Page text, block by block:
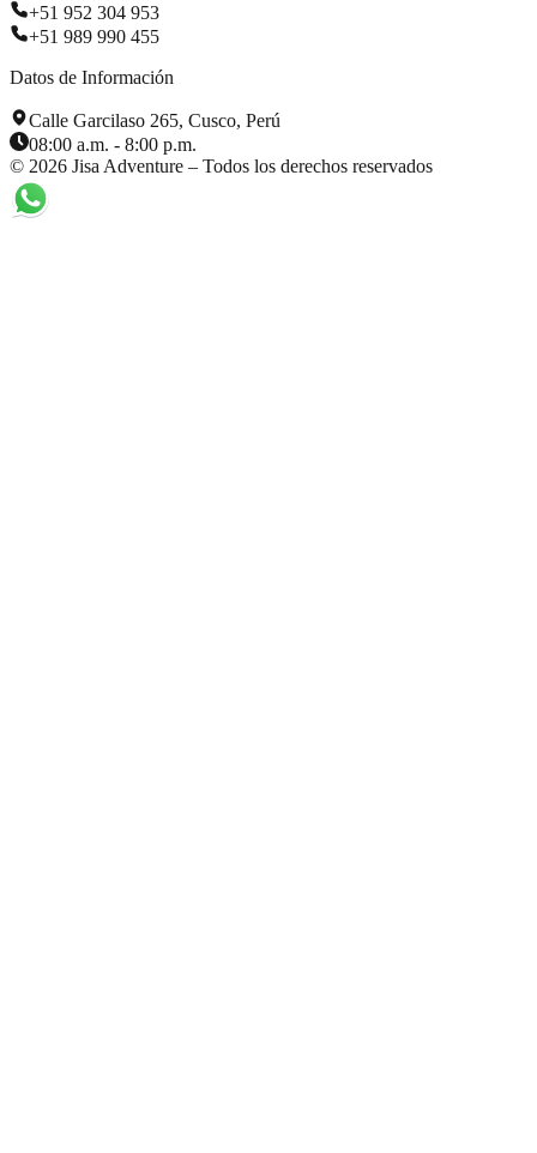
+51 952 304 953
+51 989 990 455
Datos de Información
Calle Garcilaso 265, Cusco, Perú
08:00 a.m. - 8:00 p.m.
© 2026 Jisa Adventure – Todos los derechos reservados